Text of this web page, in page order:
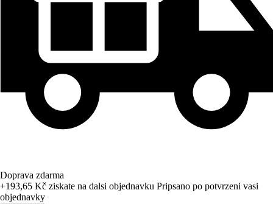
Doprava zdarma
+193,65 Kč ziskate na dalsi objednavku Pripsano po potvrzeni vasi
objednavky